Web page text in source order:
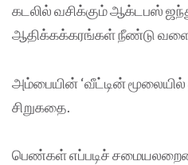
கடலில் வசிக்கும் ஆக்டபஸ்
ஆதிக்கக்கரங்கள் நீண்டு
அம்பையின் ‘வீட்டின்
சிறுகதை.
பெண்கள் எப்படிச்